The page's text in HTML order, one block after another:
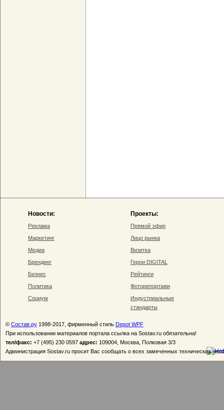
Новости:
Реклама
Маркетинг
Медиа
Брендинг
Бизнес
Политика
Социум
Проекты:
Прямой эфир
Лицо рынка
Визитка
Герои DIGITAL
Рейтинги
Фоторепортажи
Индустриальные
стандарты
© Состав.ру 1998-2017, фирменный стиль Depot WPF
При использовании материалов портала ссылка на Sostav.ru обязательна!
тел/факс: +7 (495) 230 0597 адрес: 109004, Москва, Полковая 3/3
Администрация Sostav.ru просит Вас сообщать о всех замеченных технических